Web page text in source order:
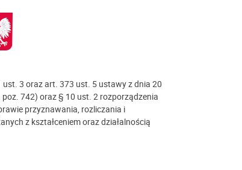
3 oraz art. 373 ust. 5 ustawy z dnia 20
742) oraz § 10 ust. 2 rozporządzenia
przyznawania, rozliczania i
z kształceniem oraz działalnością